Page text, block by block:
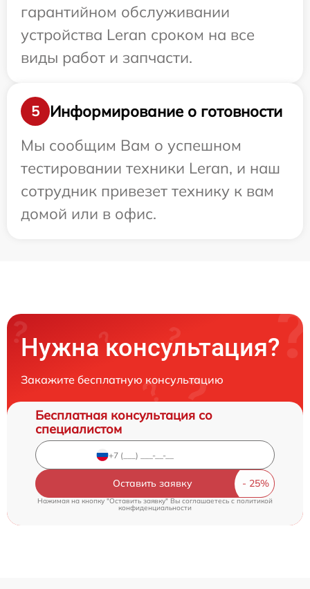
гарантийном обслуживании
устройства Leran сроком на все
виды работ и запчасти.
5
Информирование о готовности
Мы сообщим Вам о успешном
тестировании техники Leran, и наш
сотрудник привезет технику к вам
домой или в офис.
Нужна консультация?
Закажите бесплатную консультацию
Бесплатная консультация со
специалистом
Оставить заявку
Нажимая на кнопку "Оставить заявку" Вы соглашаетесь c политикой
конфиденциальности